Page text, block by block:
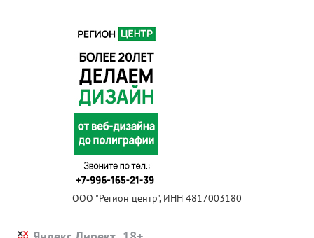
ООО "Регион центр", ИНН 4817003180